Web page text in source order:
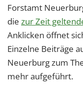
Forstamt
die zur Zeit
Anklicken öffnet
Einzelne Beiträge
Neuerburg zum
mehr aufgeführt.